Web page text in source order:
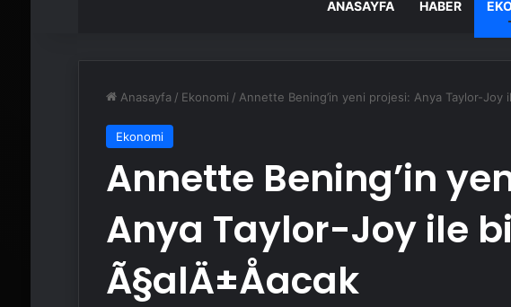
ANASAYFA HABER
Anasayfa / Ekonomi / Annette Bening’in yeni projesi: Anya Taylor-Joy
Ekonomi
Annette Bening’in
Anya Taylor-Joy ile
Ã§alÄ±Åacak